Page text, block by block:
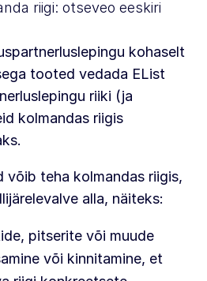
riigi: otseveo eeskiri
kohaselt
tooted vedada EList
riiki (ja
kolmandas riigis
võib teha kolmandas riigis,
alla, näiteks:
pitserite või muude
või kinnitamine, et